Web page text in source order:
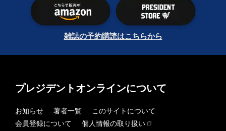
雑誌の予約購読はこちらから
プレジデントオンラインについて
お知らせ 著者一覧
このサイトについて
会員登録について
個人情報の取り扱い